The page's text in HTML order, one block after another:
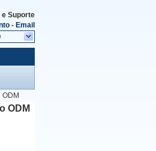
e Suporte
- Email
ODM